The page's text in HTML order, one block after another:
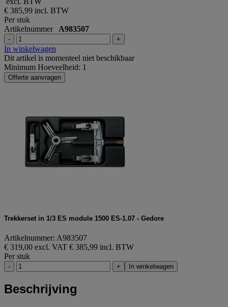
€ 385,99 incl. BTW
Per stuk
Artikelnummer A983507
- +
In winkelwagen
Dit artikel is momenteel niet beschikbaar
Minimum Hoeveelheid: 1
Offerte aanvragen
Trekkerset in 1/3 ES module 1500 ES-1.07 - Gedore
Artikelnummer: A983507
€ 319,00 excl. VAT € 385,99 incl. BTW
Per stuk
- + In winkelwagen
Beschrijving